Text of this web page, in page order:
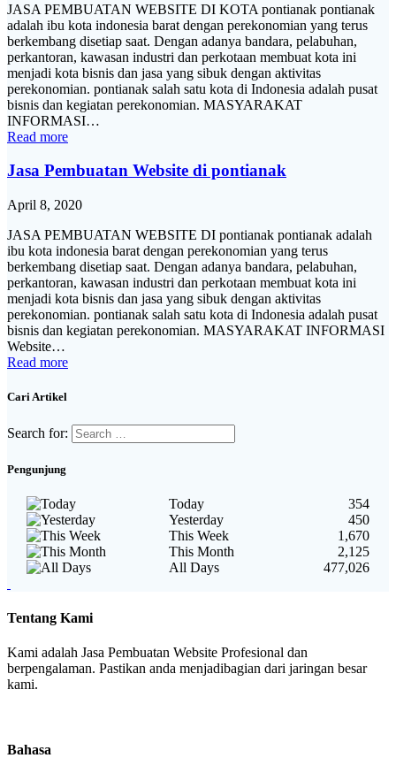
JASA PEMBUATAN WEBSITE DI KOTA pontianak pontianak
adalah ibu kota indonesia barat dengan perekonomian yang terus
berkembang disetiap saat. Dengan adanya bandara, pelabuhan,
perkantoran, kawasan industri dan perkotaan membuat kota ini
menjadi kota bisnis dan jasa yang sibuk dengan aktivitas
perekonomian. pontianak salah satu kota di Indonesia adalah pusat
bisnis dan kegiatan perekonomian. MASYARAKAT
INFORMASI…
Read more
Jasa Pembuatan Website di pontianak
April 8, 2020
JASA PEMBUATAN WEBSITE DI pontianak pontianak adalah
ibu kota indonesia barat dengan perekonomian yang terus
berkembang disetiap saat. Dengan adanya bandara, pelabuhan,
perkantoran, kawasan industri dan perkotaan membuat kota ini
menjadi kota bisnis dan jasa yang sibuk dengan aktivitas
perekonomian. pontianak salah satu kota di Indonesia adalah pusat
bisnis dan kegiatan perekonomian. MASYARAKAT INFORMASI
Website…
Read more
Cari Artikel
Search for:
Pengunjung
Today
354
Yesterday
450
This Week
1,670
This Month
2,125
All Days
477,026
Tentang Kami
Kami adalah Jasa Pembuatan Website Profesional dan
berpengalaman. Pastikan anda menjadibagian dari jaringan besar
kami.
Bahasa